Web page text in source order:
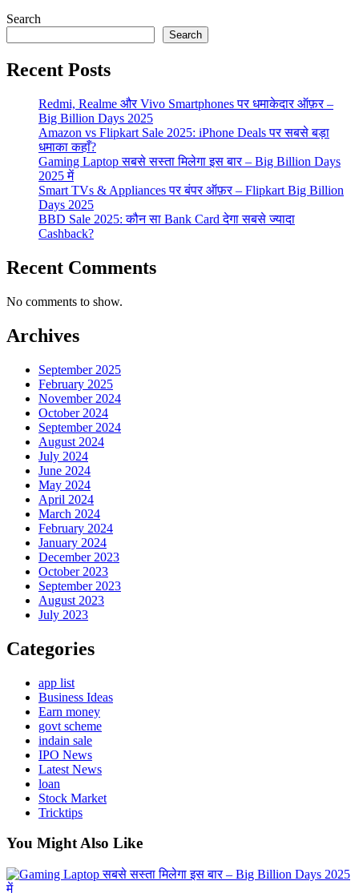
Search
Search
Recent Posts
Redmi, Realme और Vivo Smartphones पर धमाकेदार ऑफ़र –
Big Billion Days 2025
Amazon vs Flipkart Sale 2025: iPhone Deals पर सबसे बड़ा
धमाका कहाँ?
Gaming Laptop सबसे सस्ता मिलेगा इस बार – Big Billion Days
2025 में
Smart TVs & Appliances पर बंपर ऑफ़र – Flipkart Big Billion
Days 2025
BBD Sale 2025: कौन सा Bank Card देगा सबसे ज्यादा
Cashback?
Recent Comments
No comments to show.
Archives
September 2025
February 2025
November 2024
October 2024
September 2024
August 2024
July 2024
June 2024
May 2024
April 2024
March 2024
February 2024
January 2024
December 2023
October 2023
September 2023
August 2023
July 2023
Categories
app list
Business Ideas
Earn money
govt scheme
indain sale
IPO News
Latest News
loan
Stock Market
Tricktips
You Might Also Like